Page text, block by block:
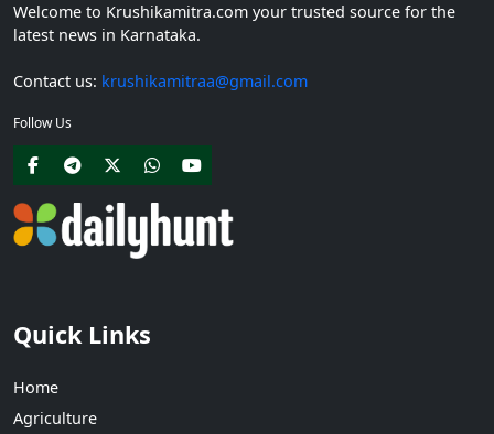
Welcome to Krushikamitra.com your trusted source for the
latest news in Karnataka.
Contact us: krushikamitraa@gmail.com
Follow Us
Quick Links
Home
Agriculture